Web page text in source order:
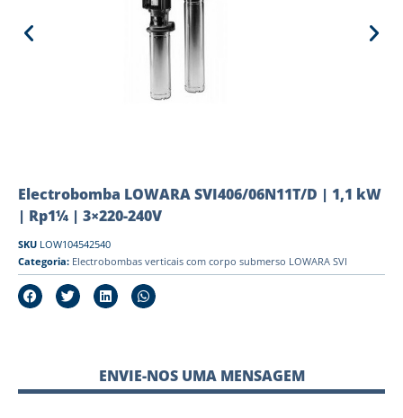
Electrobomba LOWARA SVI406/06N11T/D | 1,1 kW
| Rp1¼ | 3×220-240V
SKU LOW104542540
Categoria: Electrobombas verticais com corpo submerso LOWARA SVI
ENVIE-NOS UMA MENSAGEM